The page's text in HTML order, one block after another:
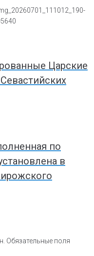
Царские
по
в
Обязательные поля